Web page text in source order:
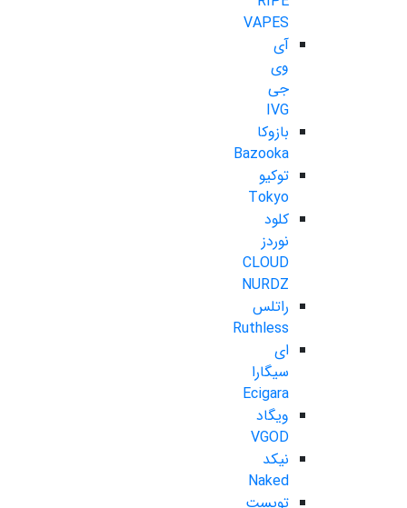
VAPES
آی
وی
جی
IVG
بازوکا
Bazooka
توکیو
Tokyo
کلود
نوردز
CLOUD
NURDZ
راتلس
Ruthless
ای
سیگارا
Ecigara
ویگاد
VGOD
نیکد
Naked
تویست